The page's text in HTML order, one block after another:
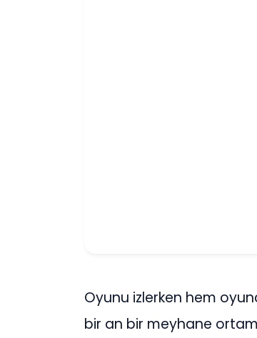
Oyunu izlerken hem
bir an bir meyhane